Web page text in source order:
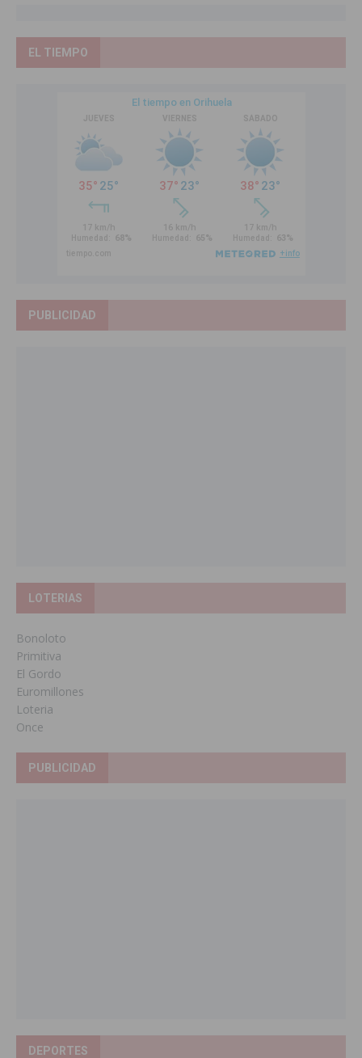
EL TIEMPO
PUBLICIDAD
LOTERIAS
Bonoloto
Primitiva
El Gordo
Euromillones
Loteria
Once
PUBLICIDAD
DEPORTES